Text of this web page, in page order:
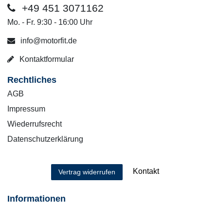
+49 451 3071162
Mo. - Fr. 9:30 - 16:00 Uhr
info@motorfit.de
Kontaktformular
Rechtliches
AGB
Impressum
Wiederrufsrecht
Datenschutzerklärung
Vertrag widerrufen Kontakt
Informationen